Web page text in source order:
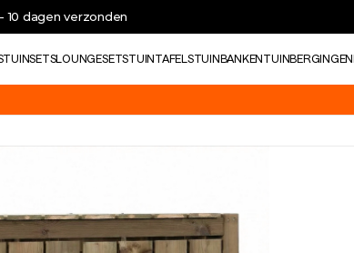
10 dagen verzonden
TUINSETSLOUNGESETS TUINTAFELSTUINBANKEN TUINBERGINGEN